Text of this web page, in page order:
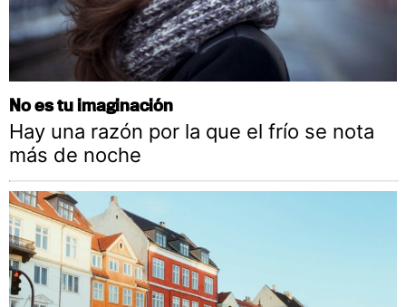
No es tu imaginación
Hay una razón por la que el frío se nota
más de noche